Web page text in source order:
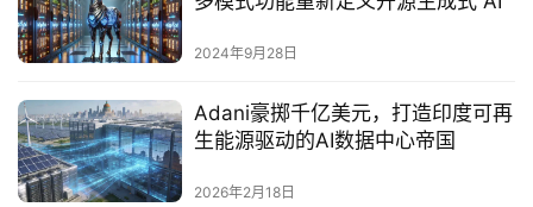
2024年9月28日
Adani豪掷千亿美元，打造印度可再
生能源驱动的AI数据中心帝国
2026年2月18日